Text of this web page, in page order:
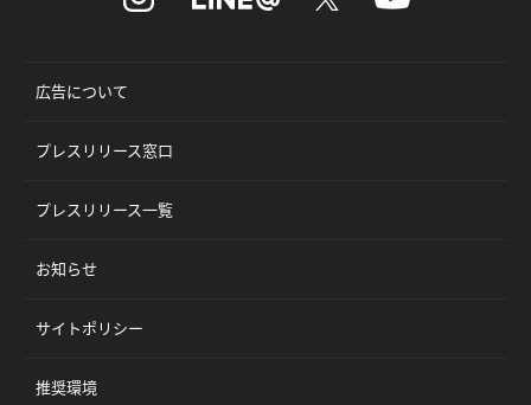
広告について
プレスリリース窓口
プレスリリース一覧
お知らせ
サイトポリシー
推奨環境